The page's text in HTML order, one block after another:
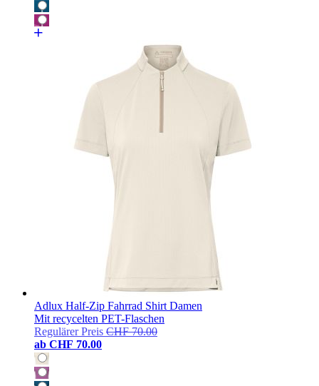
Adlux Half-Zip Fahrrad Shirt Damen
Mit recycelten PET-Flaschen
Regulärer Preis CHF 70.00
ab CHF 70.00